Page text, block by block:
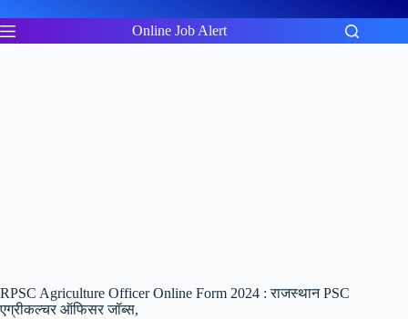
to
content
Online Job Alert
RPSC Agriculture Officer Online Form 2024 : राजस्थान PSC
एग्रीकल्चर ऑफिसर जॉब्स,